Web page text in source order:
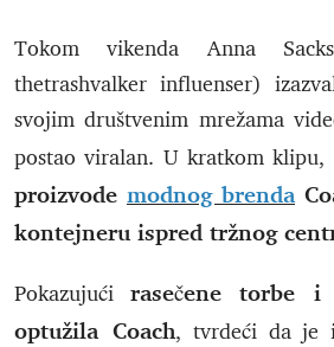
Tokom vikenda Anna
thetrashvalker influenser)
svojim društvenim mrežama
postao viralan. U kratkom klipu,
proizvode modnog brenda
kontejneru ispred tržnog
Pokazujući rasečene torbe
optužila Coach, tvrdeći da je